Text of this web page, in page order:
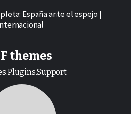
España ante el espejo |
themes